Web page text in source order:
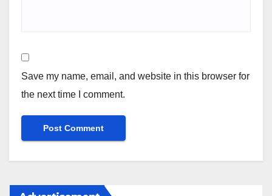
Save my name, email, and website in this browser for
the next time I comment.